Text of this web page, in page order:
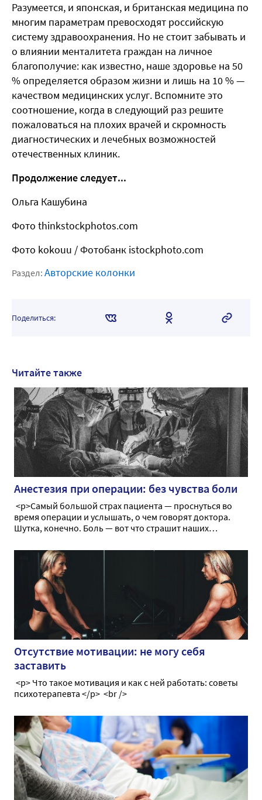
Разумеется, и японская, и британская медицина по
многим параметрам превосходят российскую
систему здравоохранения. Но не стоит забывать и
о влиянии менталитета граждан на личное
благополучие: как известно, наше здоровье на 50
% определяется образом жизни и лишь на 10 % —
качеством медицинских услуг. Вспомните это
соотношение, когда в следующий раз решите
пожаловаться на плохих врачей и скромность
диагностических и лечебных возможностей
отечественных клиник.
Продолжение следует...
Ольга Кашубина
Фото thinkstockphotos.com
Фото kokouu / Фотобанк istockphoto.com
Раздел: Авторские колонки
Поделиться:
Читайте также
Анестезия при операции: без чувства боли
<p>Самый большой страх пациента — проснуться во
время операции и услышать, о чем говорят доктора.
Шутка, конечно. Боль — вот что страшит наших
прогресс медицины, не давая возможности провести
оперативное вмешательство в необходимом объеме.
Сегодня мы поговорим об анестезии как способе
временного, обратимого лишения чувства боли во
время операции</p>
Отсутствие мотивации: не могу себя
заставить
<p> Что такое мотивация и как с ней работать: советы
психотерапевта </p> <br />